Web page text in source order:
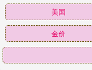
美国
金价